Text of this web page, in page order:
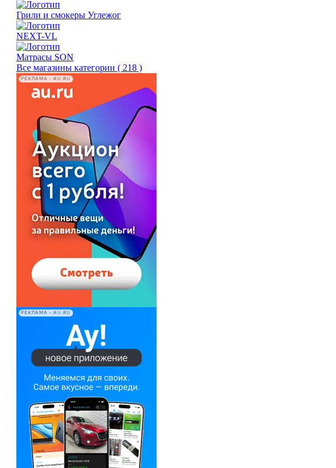
Грили и смокеры Углежог
NEXT-VL
Матрасы SON
Все магазины категории ( 218 )
РЕКЛАМА • AU.RU
РЕКЛАМА • AU.RU